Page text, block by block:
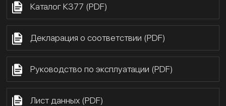
Каталог К377 (PDF)
Декларация о соответствии (PDF)
Руководство по эксплуатации (PDF)
Лист данных (PDF)